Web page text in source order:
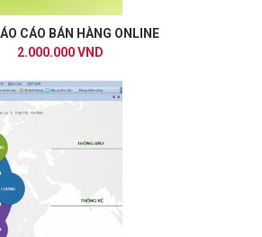
CÁO BÁN HÀNG ONLINE
2.000.000 VND